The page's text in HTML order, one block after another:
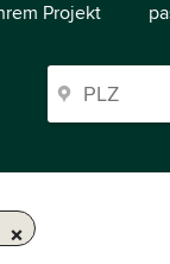
Projekt